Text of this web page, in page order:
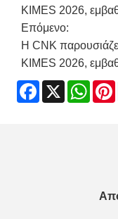
KIMES 2026,
Επόμενο:
Η CNK
KIMES 2026,
Facebook
X